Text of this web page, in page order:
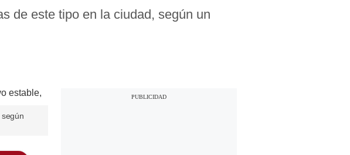
de este tipo en la ciudad, según un